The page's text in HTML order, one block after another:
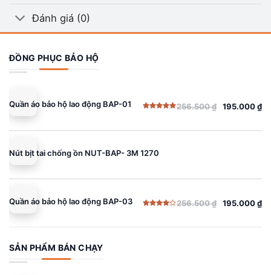
Đánh giá (0)
ĐỒNG PHỤC BẢO HỘ
Quần áo bảo hộ lao động BAP-01
5 sao
256.500₫
Giá
là:
195.000₫
Giá
tại
195.000 ₫.
Nút bịt tai chống ồn NUT-BAP- 3M 1270
Quần áo bảo hộ lao động BAP-03
hạng
256.500₫
Giá
là:
256.500 ₫.
195.000₫
Giá
tại
là:
195.000 ₫.
SẢN PHẨM BÁN CHẠY